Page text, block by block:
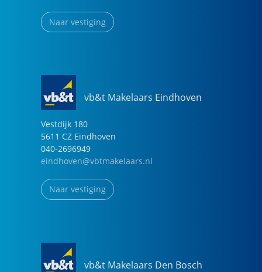
Naar vestiging
vb&t Makelaars Eindhoven
Vestdijk 180
5611 CZ Eindhoven
040-2696949
eindhoven@vbtmakelaars.nl
Naar vestiging
vb&t Makelaars Den Bosch